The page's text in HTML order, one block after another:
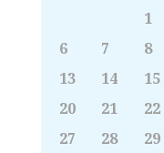
1
6
7 8
13
14 15
20
21 22
27
28 29